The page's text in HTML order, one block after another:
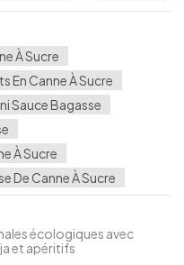
À Sucre
En Canne À Sucre
Sauce Bagasse
À Sucre
De Canne À Sucre
écologiques avec
et apéritifs